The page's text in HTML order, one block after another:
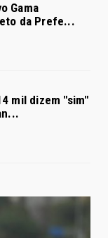
Gama
da Prefe...
mil dizem "sim"